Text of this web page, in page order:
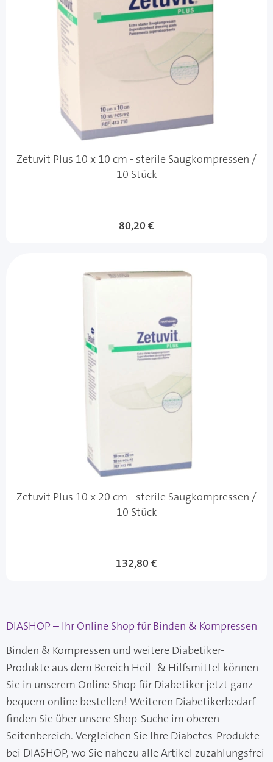
Zetuvit Plus 10 x 10 cm - sterile Saugkompressen /
10 Stück
80,20 €
Zetuvit Plus 10 x 20 cm - sterile Saugkompressen /
10 Stück
132,80 €
DIASHOP – Ihr Online Shop für Binden & Kompressen
Binden & Kompressen und weitere Diabetiker-
Produkte aus dem Bereich Heil- & Hilfsmittel können
Sie in unserem Online Shop für Diabetiker jetzt ganz
bequem online bestellen! Weiteren Diabetikerbedarf
finden Sie über unsere Shop-Suche im oberen
Seitenbereich. Vergleichen Sie Ihre Diabetes-Produkte
bei DIASHOP, wo Sie nahezu alle Artikel zuzahlungsfrei